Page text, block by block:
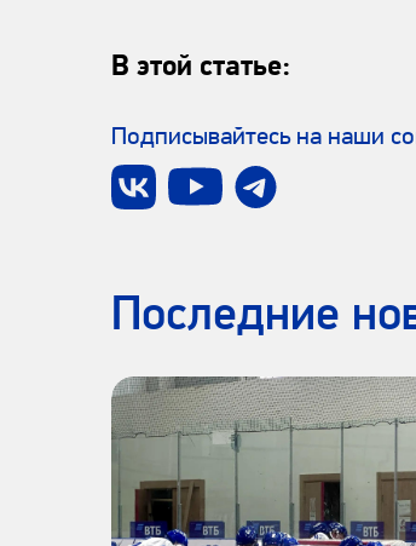
В этой статье:
Подписывайтесь на наши
Последниe